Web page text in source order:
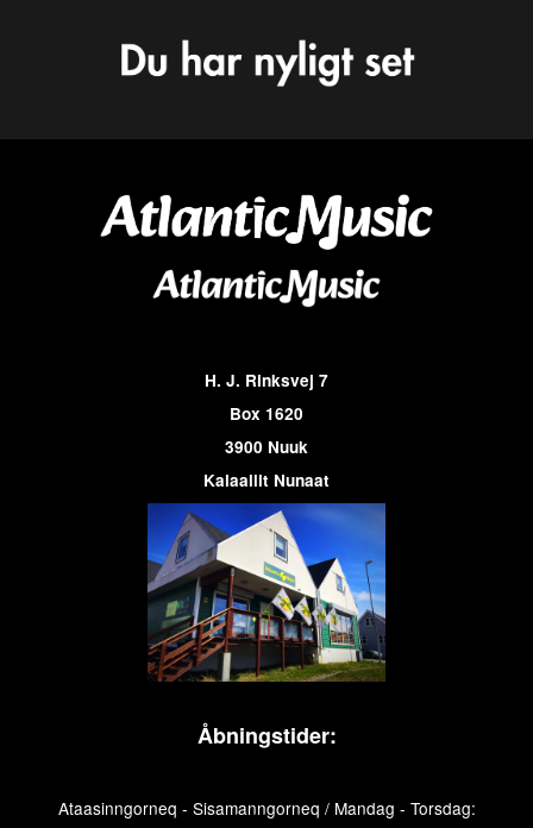
H. J. Rinksvej 7
Box 1620
3900 Nuuk
Kalaallit Nunaat
Åbningstider:
Ataasinngorneq - Sisamanngorneq / Mandag - Torsdag: